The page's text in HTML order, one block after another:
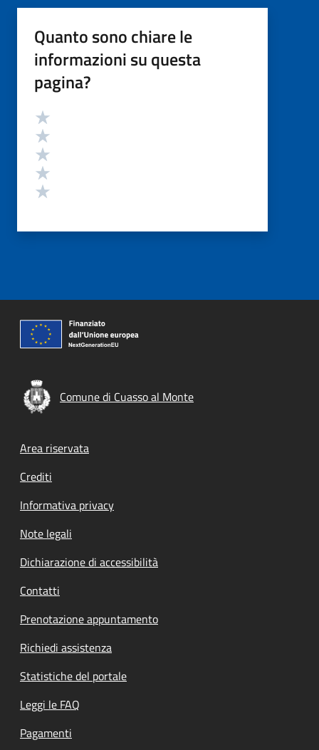
Quanto sono chiare le
informazioni su questa
pagina?
Valutazione
Comune di Cuasso al Monte
Footer menu
Area riservata
Crediti
Informativa privacy
Note legali
Dichiarazione di accessibilità
Contatti
Prenotazione appuntamento
Richiedi assistenza
Statistiche del portale
Leggi le FAQ
Pagamenti